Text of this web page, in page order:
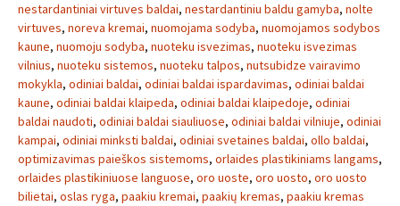
nestardantiniai virtuves baldai, nestardantiniu baldu gamyba, nolte
virtuves, noreva kremai, nuomojama sodyba, nuomojamos sodybos
kaune, nuomoju sodyba, nuoteku isvezimas, nuoteku isvezimas
vilnius, nuoteku sistemos, nuoteku talpos, nutsubidze vairavimo
mokykla, odiniai baldai, odiniai baldai ispardavimas, odiniai baldai
kaune, odiniai baldai klaipeda, odiniai baldai klaipedoje, odiniai
baldai naudoti, odiniai baldai siauliuose, odiniai baldai vilniuje, odiniai
kampai, odiniai minksti baldai, odiniai svetaines baldai, ollo baldai,
optimizavimas paieškos sistemoms, orlaides plastikiniams langams,
orlaides plastikiniuose languose, oro uoste, oro uosto, oro uosto
bilietai, oslas ryga, paakiu kremai, paakių kremas, paakiu kremas